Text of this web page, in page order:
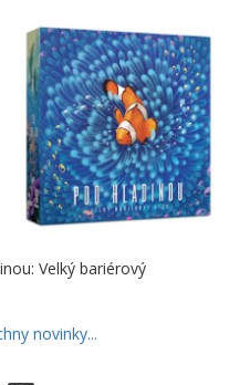
Velký bariérový
novinky...